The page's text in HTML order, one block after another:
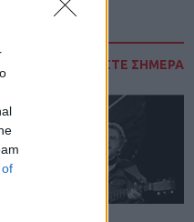
of
ΔΙΑΒΑΣΤΕ ΣΗΜΕΡΑ